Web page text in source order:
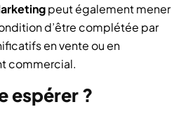
peut également mener
d’être complétée par
en vente ou en
commercial.
espérer ?